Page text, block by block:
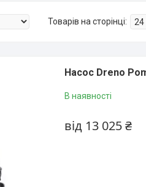
Насос Dreno
В наявності
від 13 025 ₴